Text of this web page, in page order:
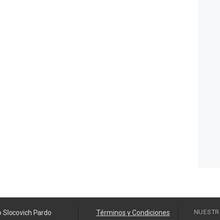
Slocovich Pardo Términos y Condiciones